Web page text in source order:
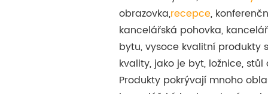
obrazovka,recepce,
kancelářská pohovka,
bytu, vysoce kvalitní produkty
kvality, jako je byt, ložnice,
Produkty pokrývají mnoho